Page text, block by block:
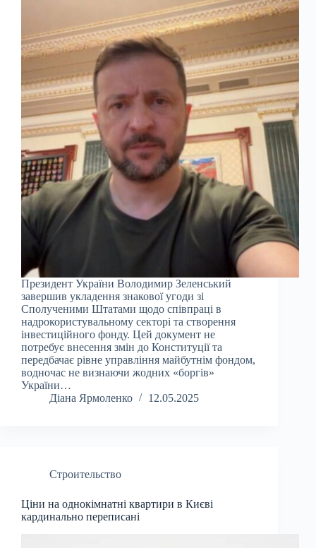
Президент України Володимир Зеленський
завершив укладення знакової угоди зі
Сполученими Штатами щодо співпраці в
надрокористувальному секторі та створення
інвестиційного фонду. Цей документ не
потребує внесення змін до Конституції та
передбачає рівне управління майбутнім фондом,
водночас не визнаючи жодних «боргів»
України…
Діана Ярмоленко
12.05.2025
Строительство
Ціни на однокімнатні квартири в Києві
кардинально переписані